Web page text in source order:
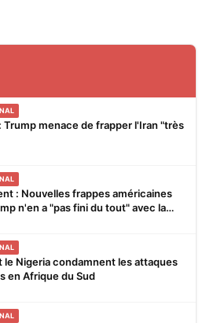
Trump menace de frapper l'Iran "très
: Nouvelles frappes américaines
n'en a "pas fini du tout" avec la
le Nigeria condamnent les attaques
en Afrique du Sud